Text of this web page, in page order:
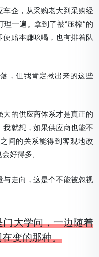
企，从采购老大到采购经
一遍。拿到了被“压榨”的
赔本赚吆喝，也有排着队
，但我肯定揪出来的这些
的供应商体系才是真正的
就想，如果供应商也能不
间的关系能得到客观地改
好得多。
走向，这是个不能被忽视
大学问，一边随着
变的那种。